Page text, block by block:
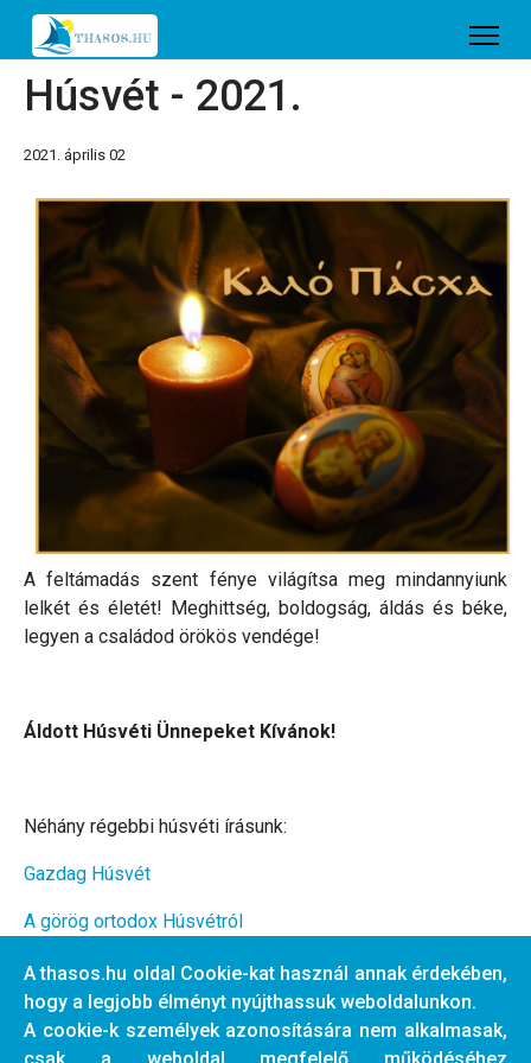
Húsvét - 2021.
2021. április 02
A feltámadás szent fénye világítsa meg mindannyiunk
lelkét és életét! Meghittség, boldogság, áldás és béke,
legyen a családod örökös vendége!
Áldott Húsvéti Ünnepeket Kívánok!
Néhány régebbi húsvéti írásunk:
Gazdag Húsvét
A görög ortodox Húsvétról
Ortodox húsvét
Előző cikk: Görög Húsvét Thassos - 2021. Következő cikk:
A thasos.hu oldal Cookie-kat használ annak érdekében,
hogy a legjobb élményt nyújthassuk weboldalunkon.
A cookie-k személyek azonosítására nem alkalmasak,